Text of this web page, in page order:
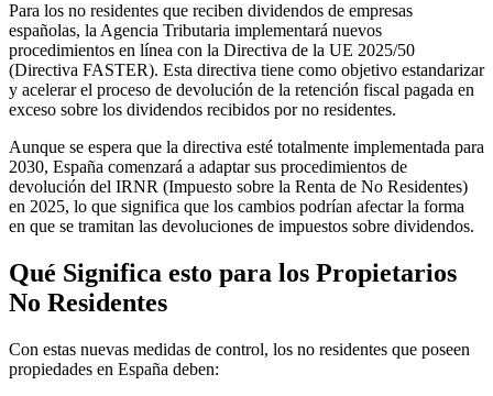
Para los no residentes que reciben dividendos de empresas
españolas, la Agencia Tributaria implementará nuevos
procedimientos en línea con la Directiva de la UE 2025/50
(Directiva FASTER). Esta directiva tiene como objetivo estandarizar
y acelerar el proceso de devolución de la retención fiscal pagada en
exceso sobre los dividendos recibidos por no residentes.
Aunque se espera que la directiva esté totalmente implementada para
2030, España comenzará a adaptar sus procedimientos de
devolución del IRNR (Impuesto sobre la Renta de No Residentes)
en 2025, lo que significa que los cambios podrían afectar la forma
en que se tramitan las devoluciones de impuestos sobre dividendos.
Qué Significa esto para los Propietarios
No Residentes
Con estas nuevas medidas de control, los no residentes que poseen
propiedades en España deben: